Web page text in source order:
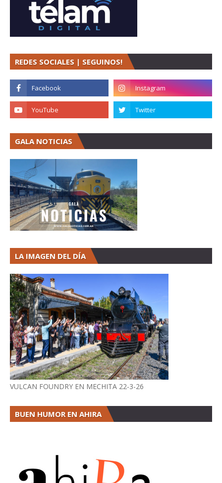
REDES SOCIALES | SEGUINOS!
GALA NOTICIAS
LA IMAGEN DEL DÍA
VULCAN FOUNDRY EN MECHITA 22-3-26
BUEN HUMOR EN AHIRA